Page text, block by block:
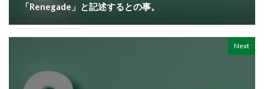
「Renegade」と記述するとの事。
Next